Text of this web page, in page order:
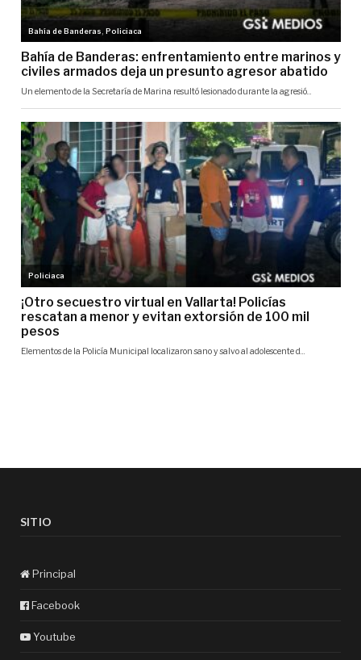
SITIO
Principal
Facebook
Youtube